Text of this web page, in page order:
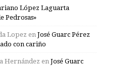
López Laguarta
Pedrosas»
Lopez en José Guarc Pérez
con cariño
Hernández en José Guarc